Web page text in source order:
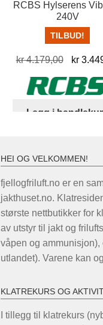
RCBS Hylserens
240V
TILBUD!
kr4.179,00
var:
kr
Legg i
HEI OG VELKOMMEN!
fjellogfriluft.no er en
jakthuset.no.
største nettbutikker for
av utstyr til jakt og
våpen og ammunisjon),
utlandet). Varene kan
KLATREKURS OG
I tillegg til klatrekurs